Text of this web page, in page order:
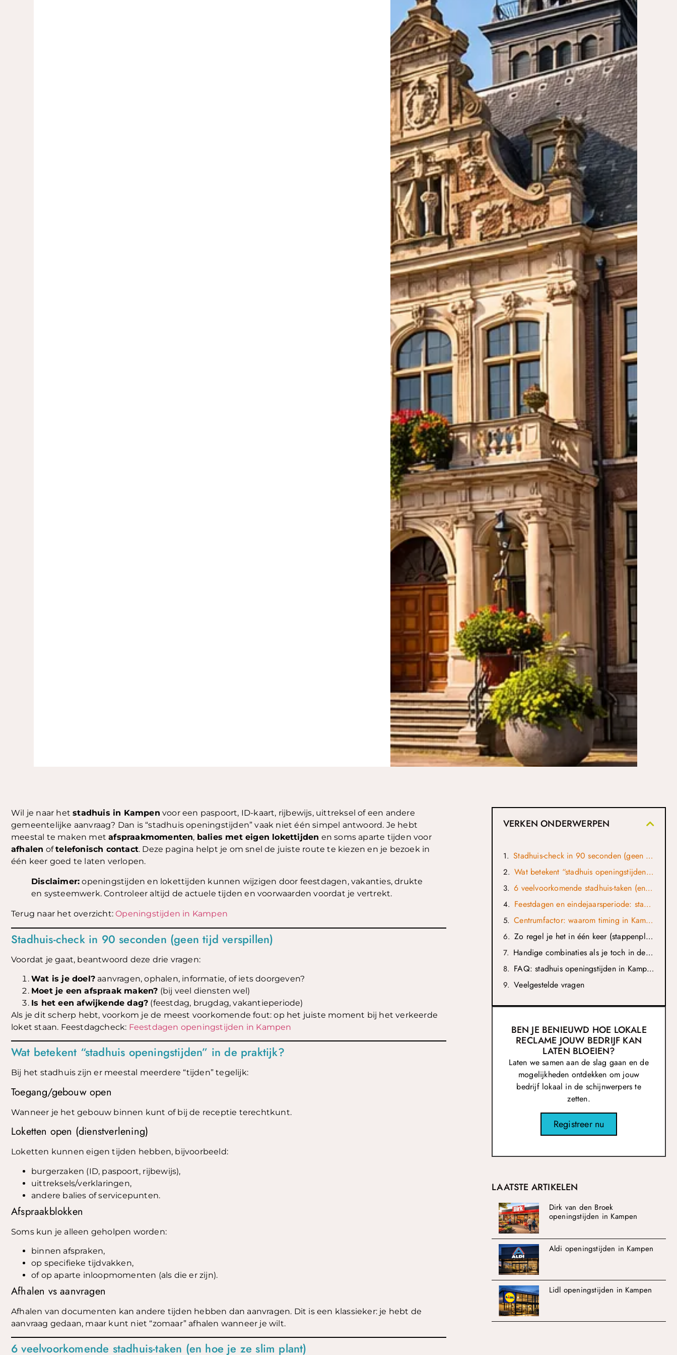
Wil je naar hetstadhuis in Kampen voor een paspoort, ID-kaart, rijbewijs, uittreksel of een andere
gemeentelijke aanvraag? Dan is “stadhuis openingstijden” vaak niet één simpel antwoord. Je hebt
meestal te maken metafspraakmomenten, balies met eigen lokettijden en soms aparte tijden voor
afhalen oftelefonisch contact. Deze pagina helpt je om snel de juiste route te kiezen en je bezoek in
één keer goed te laten verlopen.
Disclaimer: openingstijden en lokettijden kunnen wijzigen door feestdagen, vakanties, drukte
en systeemwerk. Controleer altijd de actuele tijden en voorwaarden voordat je vertrekt.
Terug naar het overzicht:Openingstijden in Kampen
Stadhuis-check in 90 seconden (geen tijd verspillen)
Voordat je gaat, beantwoord deze drie vragen:
Wat is je doel? aanvragen, ophalen, informatie, of iets doorgeven?
Moet je een afspraak maken? (bij veel diensten wel)
Is het een afwijkende dag? (feestdag, brugdag, vakantieperiode)
Als je dit scherp hebt, voorkom je de meest voorkomende fout: op het juiste moment bij het verkeerde
loket staan. Feestdagcheck: Feestdagen openingstijden in Kampen
Wat betekent “stadhuis openingstijden” in de praktijk?
Bij het stadhuis zijn er meestal meerdere “tijden” tegelijk:
Toegang/gebouw open
Wanneer je het gebouw binnen kunt of bij de receptie terechtkunt.
Loketten open (dienstverlening)
Loketten kunnen eigen tijden hebben, bijvoorbeeld:
burgerzaken (ID, paspoort, rijbewijs),
uittreksels/verklaringen,
andere balies of servicepunten.
Afspraakblokken
Soms kun je alleen geholpen worden:
binnen afspraken,
op specifieke tijdvakken,
of op aparte inloopmomenten (als die er zijn).
Afhalen vs aanvragen
Afhalen van documenten kan andere tijden hebben dan aanvragen. Dit is een klassieker: je hebt de
aanvraag gedaan, maar kunt niet “zomaar” afhalen wanneer je wilt.
6 veelvoorkomende stadhuis-taken (en hoe je ze slim plant)
VERKEN ONDERWERPEN
Stadhuis-check in 90 seconden (geen tijd verspillen)
Wat betekent “stadhuis openingstijden” in de praktijk?
6 veelvoorkomende stadhuis-taken (en hoe je ze slim plant)
Feestdagen en eindejaarsperiode: stadhuis is vaak niet “gewoon open”
Centrumfactor: waarom timing in Kampen extra telt
Zo regel je het in één keer (stappenplan)
Handige combinaties als je toch in de buurt bent
FAQ: stadhuis openingstijden in Kampen
Veelgestelde vragen
BEN JE BENIEUWD HOE LOKALE
RECLAME JOUW BEDRIJF KAN
LATEN BLOEIEN?
Laten we samen aan de slag gaan en de
mogelijkheden ontdekken om jouw
bedrijf lokaal in de schijnwerpers te
zetten.
Registreer nu
LAATSTE ARTIKELEN
Dirk van den Broek
openingstijden in Kampen
Aldi openingstijden in Kampen
Lidl openingstijden in Kampen